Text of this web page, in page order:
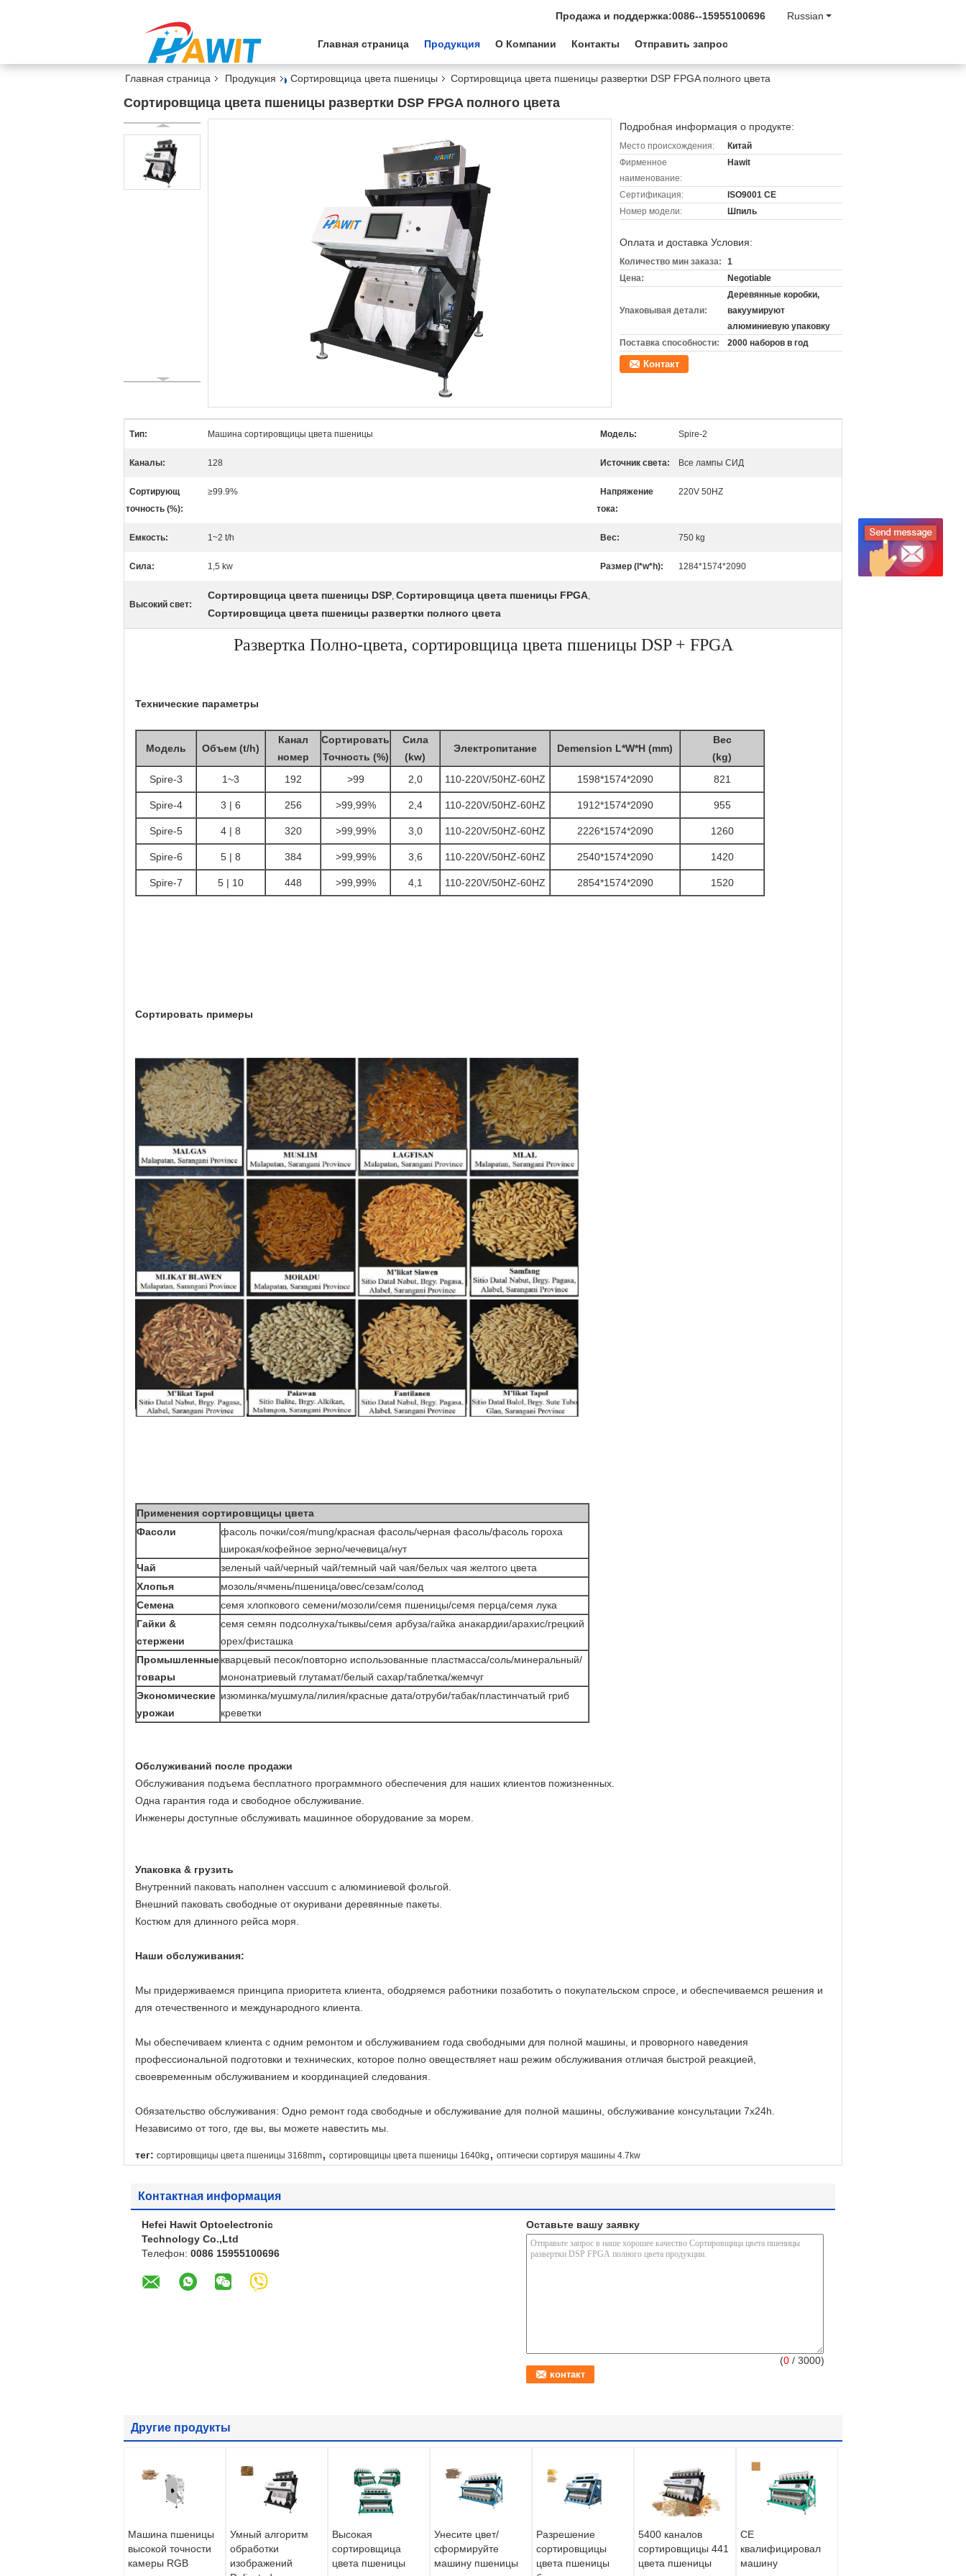
Russian
Продажа и поддержка:0086--15955100696
Главная страница Продукция О Компании Контакты Отправить запрос
Главная страница Продукция Сортировщица цвета пшеницы Сортировщица цвета пшеницы развертки DSP FPGA полного цвета
Сортировщица цвета пшеницы развертки DSP FPGA полного цвета
Подробная информация о продукте:
Место происхождения:
Китай
Фирменное
наименование:
Hawit
Сертификация:
ISO9001 CE
Номер модели:
Шпиль
Оплата и доставка Условия:
Количество мин заказа:
1
Цена:
Negotiable
Упаковывая детали:
Деревянные коробки,
вакуумируют
алюминиевую упаковку
Поставка способности:
2000 наборов в год
Контакт
Тип: Машина сортировщицы цвета пшеницы Модель: Spire-2
Каналы: 128 Источник света: Все лампы СИД
Сортирующ
точность (%):
≥99.9%
Напряжение
тока:
220V 50HZ
Емкость: 1~2 t/h Вес: 750 kg
Сила: 1,5 kw Размер (l*w*h): 1284*1574*2090
Высокий свет:
Сортировщица цвета пшеницы DSP, Сортировщица цвета пшеницы FPGA,
Сортировщица цвета пшеницы развертки полного цвета
Развертка Полно-цвета, сортировщица цвета пшеницы DSP + FPGA
Технические параметры
Модель Объем (t/h)
Канал
номер
Сортировать
Точность (%)
Сила
(kw)
Электропитание Demension L*W*H (mm)
Вес
(kg)
Spire-3
1~3 192 >99 2,0 110-220V/50HZ-60HZ 1598*1574*2090 821
Spire-4 3 | 6 256 >99,99% 2,4 110-220V/50HZ-60HZ 1912*1574*2090 955
Spire-5 4 | 8 320 >99,99% 3,0 110-220V/50HZ-60HZ 2226*1574*2090 1260
Spire-6 5 | 8 384 >99,99% 3,6 110-220V/50HZ-60HZ 2540*1574*2090 1420
Spire-7 5 | 10 448 >99,99% 4,1 110-220V/50HZ-60HZ 2854*1574*2090 1520
Сортировать примеры
Применения сортировщицы цвета
Фасоли
фасоль почки/соя/mung/красная фасоль/черная фасоль/фасоль гороха
широкая/кофейное зерно/чечевица/нут
Чай
зеленый чай/черный чай/темный чай чая/белых чая желтого цвета
Хлопья
мозоль/ячмень/пшеница/овес/сезам/солод
Семена
семя хлопкового семени/мозоли/семя пшеницы/семя перца/семя лука
Гайки &
стержени
семя семян подсолнуха/тыквы/семя арбуза/гайка анакардии/арахис/грецкий
орех/фисташка
Промышленные
товары
кварцевый песок/повторно использованные пластмасса/соль/минеральный/
мононатриевый глутамат/белый сахар/таблетка/жемчуг
Экономические
урожаи
изюминка/мушмула/лилия/красные дата/отруби/табак/пластинчатый гриб
креветки
Обслуживаний после продажи
Обслуживания подъема бесплатного программного обеспечения для наших клиентов пожизненных.
Одна гарантия года и свободное обслуживание.
Инженеры доступные обслуживать машинное оборудование за морем.
Упаковка & грузить
Внутренний паковать наполнен vaccuum с алюминиевой фольгой.
Внешний паковать свободные от окуривани деревянные пакеты.
Костюм для длинного рейса моря.
Наши обслуживания:
Мы придерживаемся принципа приоритета клиента, ободряемся работники позаботить о покупательском спросе, и обеспечиваемся решения и
для отечественного и международного клиента.
Мы обеспечиваем клиента с одним ремонтом и обслуживанием года свободными для полной машины, и проворного наведения
профессиональной подготовки и технических, которое полно овеществляет наш режим обслуживания отличая быстрой реакцией,
своевременным обслуживанием и координацией следования.
Обязательство обслуживания: Одно ремонт года свободные и обслуживание для полной машины, обслуживание консультации 7x24h.
Независимо от того, где вы, вы можете навестить мы.
тег: сортировщицы цвета пшеницы 3168mm, сортировщицы цвета пшеницы 1640kg , оптически сортируя машины 4.7kw
Контактная информация
Hefei Hawit Optoelectronic
Technology Co.,Ltd
Телефон: 0086 15955100696
Оставьте вашу заявку
(0 / 3000)
Другие продукты
Машина пшеницы
высокой точности
камеры RGB
Умный алгоритм
обработки
изображений
Высокая
сортировщица
цвета пшеницы
Унесите цвет/
сформируйте
машину пшеницы
Разрешение
сортировщицы
цвета пшеницы
5400 каналов
сортировщицы 441
цвета пшеницы
CE
квалифицировал
машину